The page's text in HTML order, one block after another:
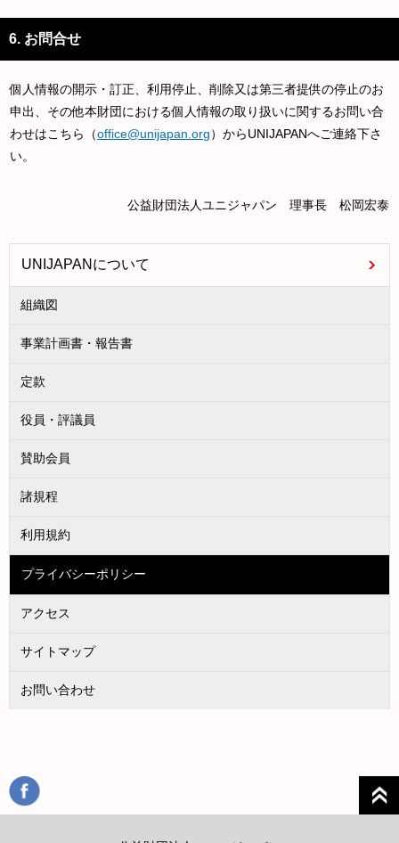
6. お問合せ
個人情報の開示・訂正、利用停止、削除又は第三者提供の停止のお
申出、その他本財団における個人情報の取り扱いに関するお問い合
わせはこちら（office@unijapan.org）からUNIJAPANへご連絡下さ
い。
公益財団法人ユニジャパン 理事長 松岡宏泰
UNIJAPANについて
組織図
事業計画書・報告書
定款
役員・評議員
賛助会員
諸規程
利用規約
プライバシーポリシー
アクセス
サイトマップ
お問い合わせ